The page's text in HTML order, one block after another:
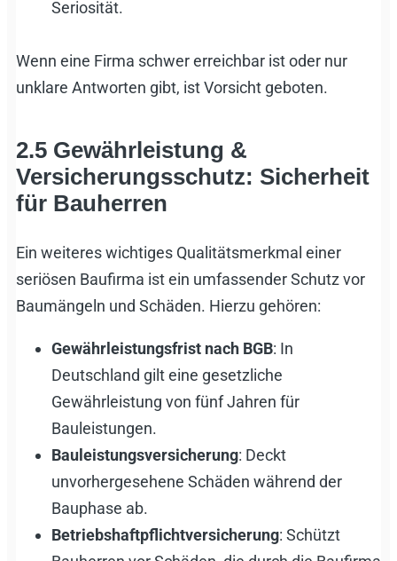
Seriosität.
Wenn eine Firma schwer erreichbar ist oder nur
unklare Antworten gibt, ist Vorsicht geboten.
2.5 Gewährleistung &
Versicherungsschutz: Sicherheit
für Bauherren
Ein weiteres wichtiges Qualitätsmerkmal einer
seriösen Baufirma ist ein umfassender Schutz vor
Baumängeln und Schäden. Hierzu gehören:
Gewährleistungsfrist nach BGB: In
Deutschland gilt eine gesetzliche
Gewährleistung von fünf Jahren für
Bauleistungen.
Bauleistungsversicherung: Deckt
unvorhergesehene Schäden während der
Bauphase ab.
Betriebshaftpflichtversicherung: Schützt